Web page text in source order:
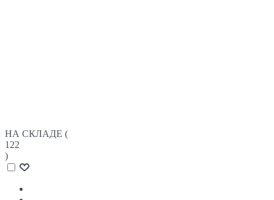
НА СКЛАДЕ (
122
)